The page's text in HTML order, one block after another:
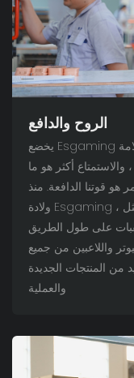
الروح والدافع
يخضع Esgaming تحت علامة Esgaming ، التي كانت متجذرة
أكثر هو ما
هو قوتنا الدافعة. منذ
ولادة Esgaming ، كنا نواجه المرح الذي جلبته المنتجات مثل
على طول الطريق
واللاعبين من جميع
من المنتجات الجديدة
والعملية